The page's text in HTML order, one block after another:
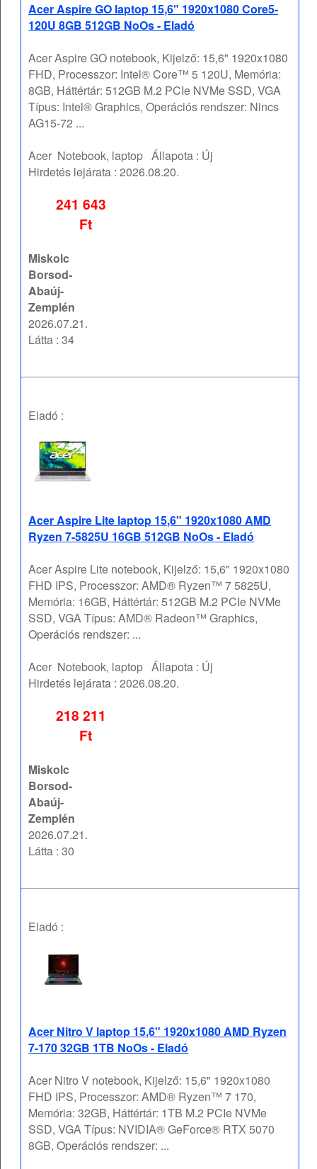
Acer Aspire GO laptop 15,6" 1920x1080 Core5-
120U 8GB 512GB NoOs - Eladó
Acer Aspire GO notebook, Kijelző: 15,6" 1920x1080
FHD, Processzor: Intel® Core™ 5 120U, Memória:
8GB, Háttértár: 512GB M.2 PCIe NVMe SSD, VGA
Típus: Intel® Graphics, Operációs rendszer: Nincs
AG15-72 ...
Acer Notebook, laptop Állapota : Új
Hirdetés lejárata :2026.08.20.
241 643
Ft
Miskolc
Borsod-
Abaúj-
Zemplén
2026.07.21.
Látta : 34
Eladó :
Acer Aspire Lite laptop 15,6" 1920x1080 AMD
Ryzen 7-5825U 16GB 512GB NoOs - Eladó
Acer Aspire Lite notebook, Kijelző: 15,6" 1920x1080
FHD IPS, Processzor: AMD® Ryzen™ 7 5825U,
Memória: 16GB, Háttértár: 512GB M.2 PCIe NVMe
SSD, VGA Típus: AMD® Radeon™ Graphics,
Operációs rendszer: ...
Acer Notebook, laptop Állapota : Új
Hirdetés lejárata :2026.08.20.
218 211
Ft
Miskolc
Borsod-
Abaúj-
Zemplén
2026.07.21.
Látta : 30
Eladó :
Acer Nitro V laptop 15,6" 1920x1080 AMD Ryzen
7-170 32GB 1TB NoOs - Eladó
Acer Nitro V notebook, Kijelző: 15,6" 1920x1080
FHD IPS, Processzor: AMD® Ryzen™ 7 170,
Memória: 32GB, Háttértár: 1TB M.2 PCIe NVMe
SSD, VGA Típus: NVIDIA® GeForce® RTX 5070
8GB, Operációs rendszer: ...